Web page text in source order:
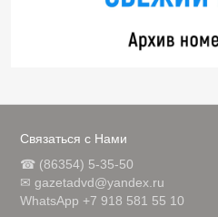
Связаться с Нами
☎ (86354) 5-35-50
✉ gazetadvd@yandex.ru
WhatsApp +7 918 581 55 10